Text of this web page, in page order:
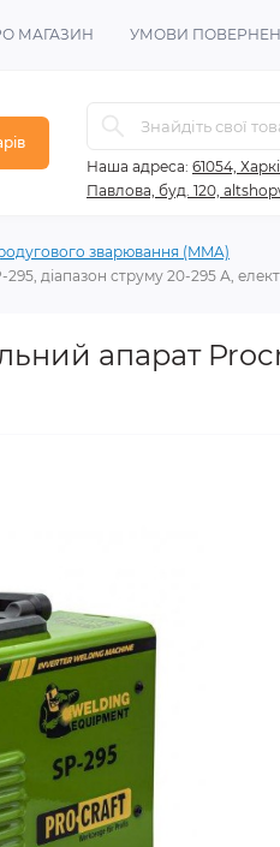
МАГАЗИН УМОВИ
Наша адреса: 61054,
Павлова, буд. 120,
зварювання (MMA)
діапазон струму 20-295 А,
апарат